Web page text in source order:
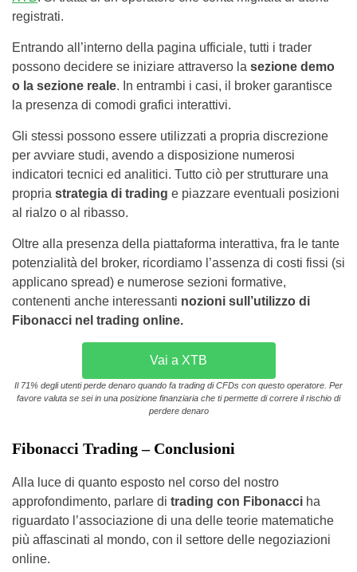
registrati.
Entrando all’interno della pagina ufficiale, tutti i trader
possono decidere se iniziare attraverso la sezione demo
o la sezione reale. In entrambi i casi, il broker garantisce
la presenza di comodi grafici interattivi.
Gli stessi possono essere utilizzati a propria discrezione
per avviare studi, avendo a disposizione numerosi
indicatori tecnici ed analitici. Tutto ciò per strutturare una
propria strategia di trading e piazzare eventuali posizioni
al rialzo o al ribasso.
Oltre alla presenza della piattaforma interattiva, fra le tante
potenzialità del broker, ricordiamo l’assenza di costi fissi (si
applicano spread) e numerose sezioni formative,
contenenti anche interessanti nozioni sull’utilizzo di
Fibonacci nel trading online.
Vai a XTB
Il 71% degli utenti perde denaro quando fa trading di CFDs con questo operatore. Per
favore valuta se sei in una posizione finanziaria che ti permette di correre il rischio di
perdere denaro
Fibonacci Trading – Conclusioni
Alla luce di quanto esposto nel corso del nostro
approfondimento, parlare di trading con Fibonacci ha
riguardato l’associazione di una delle teorie matematiche
più affascinati al mondo, con il settore delle negoziazioni
online.